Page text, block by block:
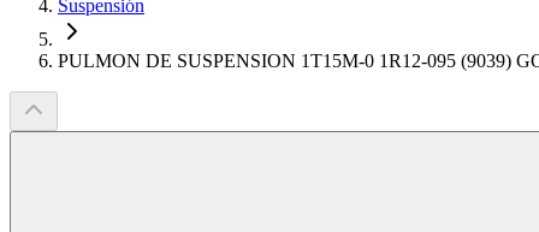
Suspensión
PULMON DE SUSPENSION 1T15M-0 1R12-095 (9039)